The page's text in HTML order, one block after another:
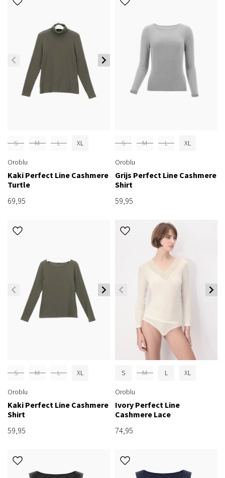
S M L XL
Oroblu
Kaki Perfect Line Cashmere
Turtle
69,95
S M L XL
Oroblu
Grijs Perfect Line Cashmere
Shirt
59,95
S M L XL
Oroblu
Kaki Perfect Line Cashmere
Shirt
59,95
S M L XL
Oroblu
Ivory Perfect Line
Cashmere Lace
74,95